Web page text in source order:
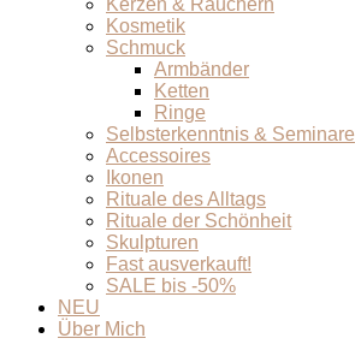
Kerzen & Räuchern
Kosmetik
Schmuck
Armbänder
Ketten
Ringe
Selbsterkenntnis & Seminare
Accessoires
Ikonen
Rituale des Alltags
Rituale der Schönheit
Skulpturen
Fast ausverkauft!
SALE bis -50%
NEU
Über Mich